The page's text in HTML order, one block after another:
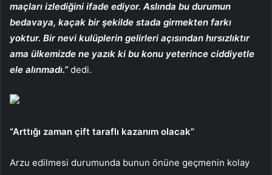
maçları izlediğini ifade ediyor. Aslında bu durumun
bedavaya, kaçak bir şekilde stada girmekten farkı
yoktur. Bir nevi kulüplerin gelirleri açısından hırsızlıktır
ama ülkemizde ne yazık ki bu konu yeterince ciddiyetle
ele alınmadı.”dedi.
“Arttığı zaman çift taraflı kazanım olacak”
Arzu edilmesi durumunda bunun önüne geçmenin kolay